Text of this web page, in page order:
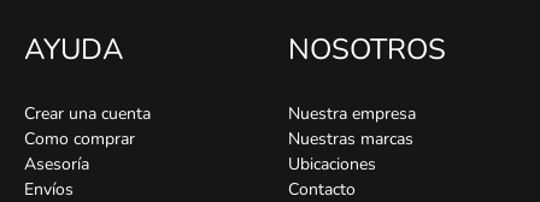
AYUDA
Crear una cuenta
Como comprar
Asesoría
Envíos
NOSOTROS
Nuestra empresa
Nuestras marcas
Ubicaciones
Contacto